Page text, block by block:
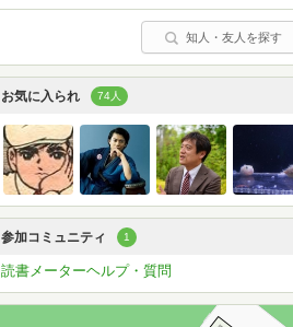
知人・友人を探す
お気に入られ 74人
参加コミュニティ 1
読書メーターヘルプ・質問